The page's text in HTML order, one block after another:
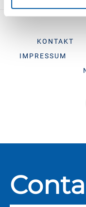
KONTAKT
IMPRESSUM